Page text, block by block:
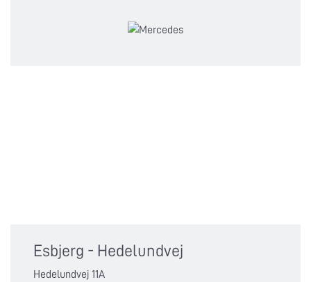
Esbjerg - Hedelundvej
Hedelundvej 11A